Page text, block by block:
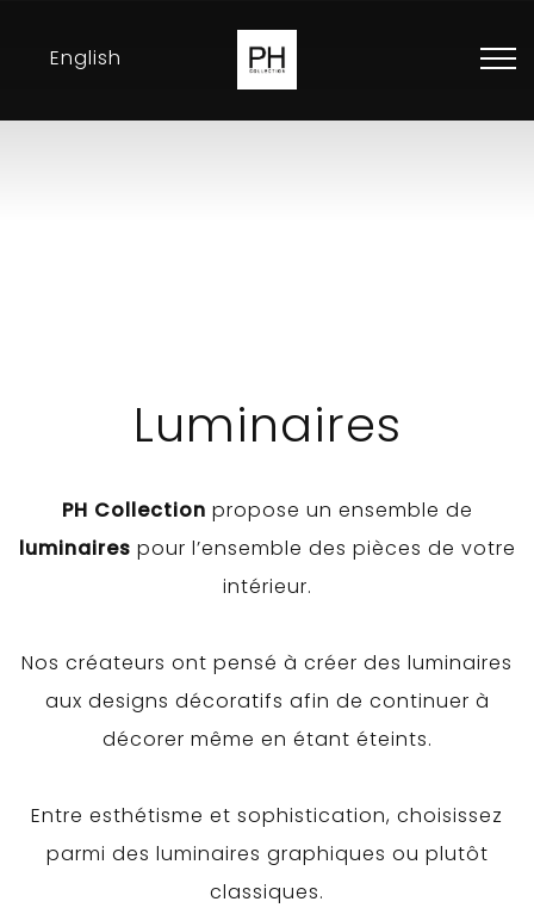
English
Contact
Luminaires
PH Collection propose un ensemble de
luminaires pour l’ensemble des pièces de votre
intérieur.
Nos créateurs ont pensé à créer des luminaires
aux designs décoratifs afin de continuer à
décorer même en étant éteints.
Entre esthétisme et sophistication, choisissez
parmi des luminaires graphiques ou plutôt
classiques.